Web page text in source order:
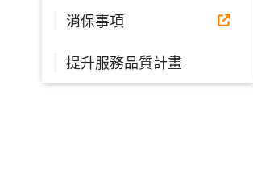
消保事項
提升服務品質計畫